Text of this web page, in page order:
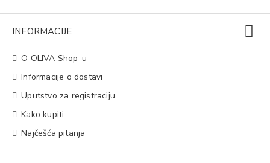
INFORMACIJE
O OLIVA Shop-u
Informacije o dostavi
Uputstvo za registraciju
Kako kupiti
Najčešća pitanja